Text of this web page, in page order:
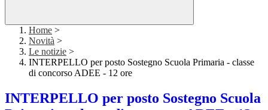
Home >
Novità >
Le notizie >
INTERPELLO per posto Sostegno Scuola Primaria - classe
di concorso ADEE - 12 ore
INTERPELLO per posto Sostegno Scuola